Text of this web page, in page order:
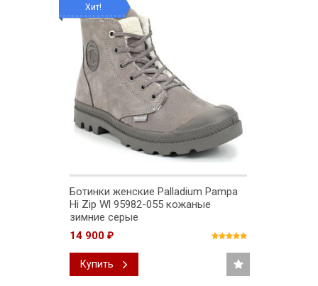
Хит!
Ботинки женские Palladium Pampa
Hi Zip Wl 95982-055 кожаные
зимние серые
14 900 ₽
Купить